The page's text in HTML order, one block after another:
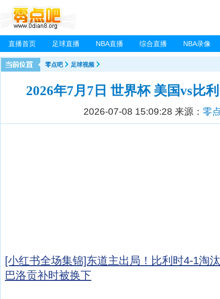
直播首页 足球直播 NBA直播 综合直播 NBA录像
零点吧 足球视频
2026年7月7日 世界杯 美国vs比
2026-07-08 15:09:28 来源： 零
[小红书全场集锦]东道主出局！比利时4-1淘
巴洛贡补时被换下